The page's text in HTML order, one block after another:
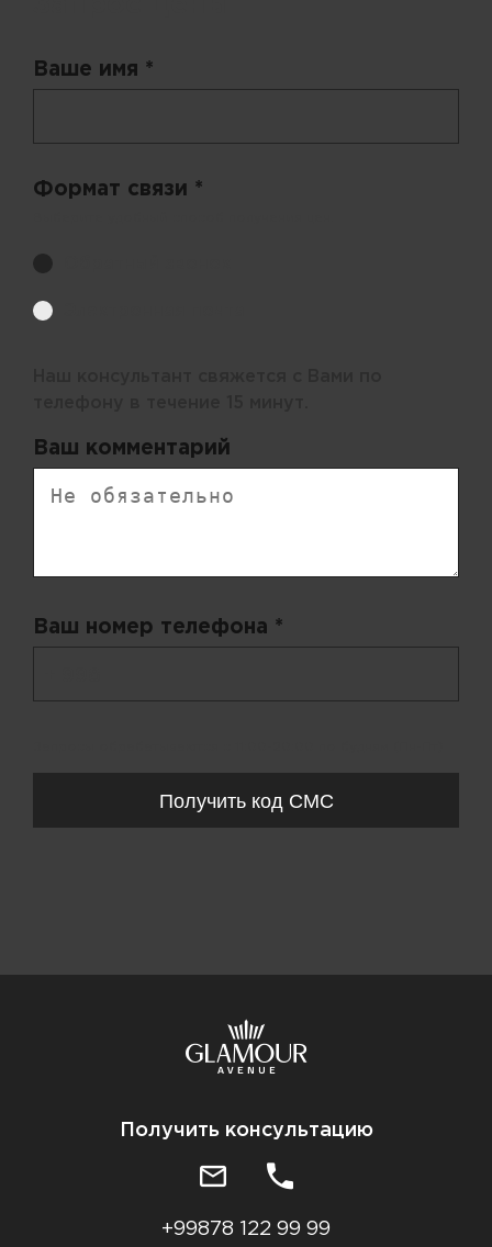
Ваше имя *
Формат связи *
Ваш комментарий
Ваш номер телефона *
Получить код СМС
Получить консультацию
+99878 122 99 99